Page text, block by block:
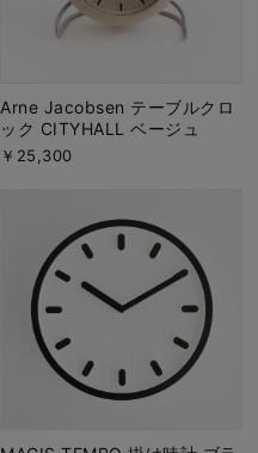
Arne Jacobsen テーブルクロ
ック CITYHALL ベージュ
￥25,300